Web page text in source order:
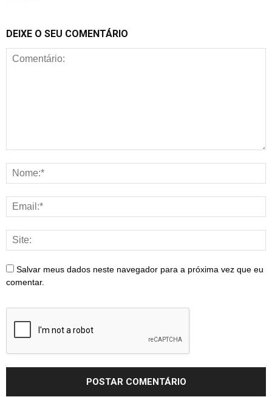
DEIXE O SEU COMENTÁRIO
Salvar meus dados neste navegador para a próxima vez que eu
comentar.